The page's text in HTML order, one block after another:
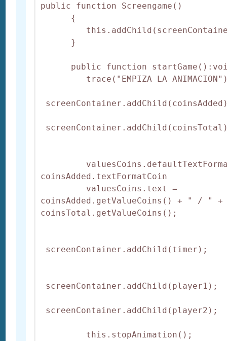
public function Screengame()
{
}
public function
trace("EMPIZA LA
coinsAdded.textFormatCoin
valuesCoins.text =
coinsAdded.getValueCoins() + " / " +
coinsTotal.getValueCoins();
screenContainer.addChild(timer);
screenContainer.addChild(player1);
screenContainer.addChild(player2);
this.stopAnimation();